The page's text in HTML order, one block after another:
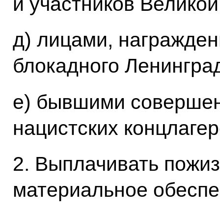
д) лицами,
блокадного
е) бывшими
нацистских
2. Выплачивать
материальное